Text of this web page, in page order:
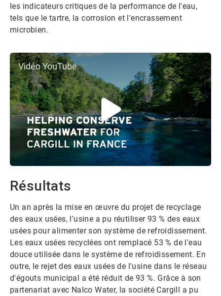
les indicateurs critiques de la performance de l'eau,
tels que le tartre, la corrosion et l'encrassement
microbien.
Vidéo YouTube
Résultats
Un an après la mise en œuvre du projet de recyclage
des eaux usées, l'usine a pu réutiliser 93 % des eaux
usées pour alimenter son système de refroidissement.
Les eaux usées recyclées ont remplacé 53 % de l'eau
douce utilisée dans le système de refroidissement.​​​​​​​ En
outre, le rejet des eaux usées de l'usine dans le réseau
d'égouts municipal a été réduit de 93 %. Grâce à son
partenariat avec Nalco Water, la société Cargill a pu